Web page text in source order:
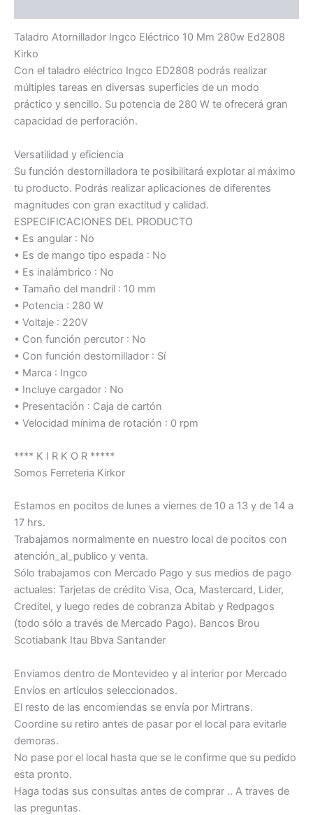
Taladro Atornillador Ingco Eléctrico 10 Mm 280w Ed2808
Kirko
Con el taladro eléctrico Ingco ED2808 podrás realizar
múltiples tareas en diversas superficies de un modo
práctico y sencillo. Su potencia de 280 W te ofrecerá gran
capacidad de perforación.
Versatilidad y eficiencia
Su función destornilladora te posibilitará explotar al máximo
tu producto. Podrás realizar aplicaciones de diferentes
magnitudes con gran exactitud y calidad.
ESPECIFICACIONES DEL PRODUCTO
• Es angular : No
• Es de mango tipo espada : No
• Es inalámbrico : No
• Tamaño del mandril : 10 mm
• Potencia : 280 W
• Voltaje : 220V
• Con función percutor : No
• Con función destornillador : Sí
• Marca : Ingco
• Incluye cargador : No
• Presentación : Caja de cartón
• Velocidad mínima de rotación : 0 rpm
**** K I R K O R *****
Somos Ferreteria Kirkor
Estamos en pocitos de lunes a viernes de 10 a 13 y de 14 a
17 hrs.
Trabajamos normalmente en nuestro local de pocitos con
atención_al_publico y venta.
Sólo trabajamos con Mercado Pago y sus medios de pago
actuales: Tarjetas de crédito Visa, Oca, Mastercard, Lider,
Creditel, y luego redes de cobranza Abitab y Redpagos
(todo sólo a través de Mercado Pago). Bancos Brou
Scotiabank Itau Bbva Santander
Enviamos dentro de Montevideo y al interior por Mercado
Envíos en artículos seleccionados.
El resto de las encomiendas se envía por Mirtrans.
Coordine su retiro antes de pasar por el local para evitarle
demoras.
No pase por el local hasta que se le confirme que su pedido
esta pronto.
Haga todas sus consultas antes de comprar .. A traves de
las preguntas.